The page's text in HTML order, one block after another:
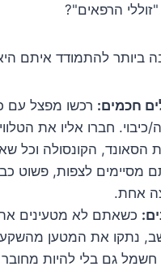
הרפאים"?
ביותר להתמודד איתם
חכמים: רכשו מפצל עם
כיבוי. חברו אליו את
הסאונד, הקונסולה וכל
מסיימים לצפות, פשוט
אחת.
כשאתם לא מטעינים את
נתקו את המטען
חשמל גם בלי להיות